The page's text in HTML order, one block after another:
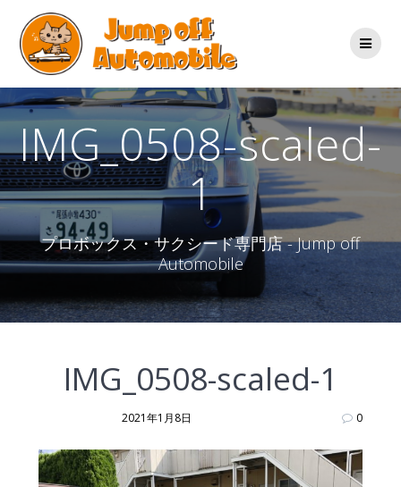
ン
テ
ン
ツ
へ
キ
ッ
プ
IMG_0508-scaled-
1
プロボックス・サクシード専門店 - Jump off
Automobile
IMG_0508-scaled-1
2021年1月8日 0